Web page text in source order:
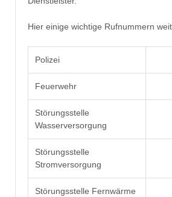
Hier einige wichtige Rufnummern
Polizei
Feuerwehr
Störungsstelle
Wasserversorgung
Störungsstelle
Stromversorgung
Störungsstelle Fernwärme